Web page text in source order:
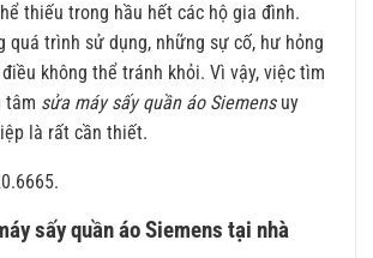
thiếu trong hầu hết các hộ gia đình.
quá trình sử dụng, những sự cố, hư hỏng
không thể tránh khỏi. Vì vậy, việc tìm
tâm sửa máy sấy quần áo Siemensuy
là rất cần thiết.
sấy quần áo Siemens tại nhà